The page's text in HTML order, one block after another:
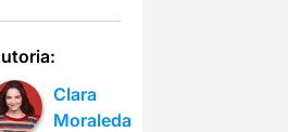
Clara
Moraleda